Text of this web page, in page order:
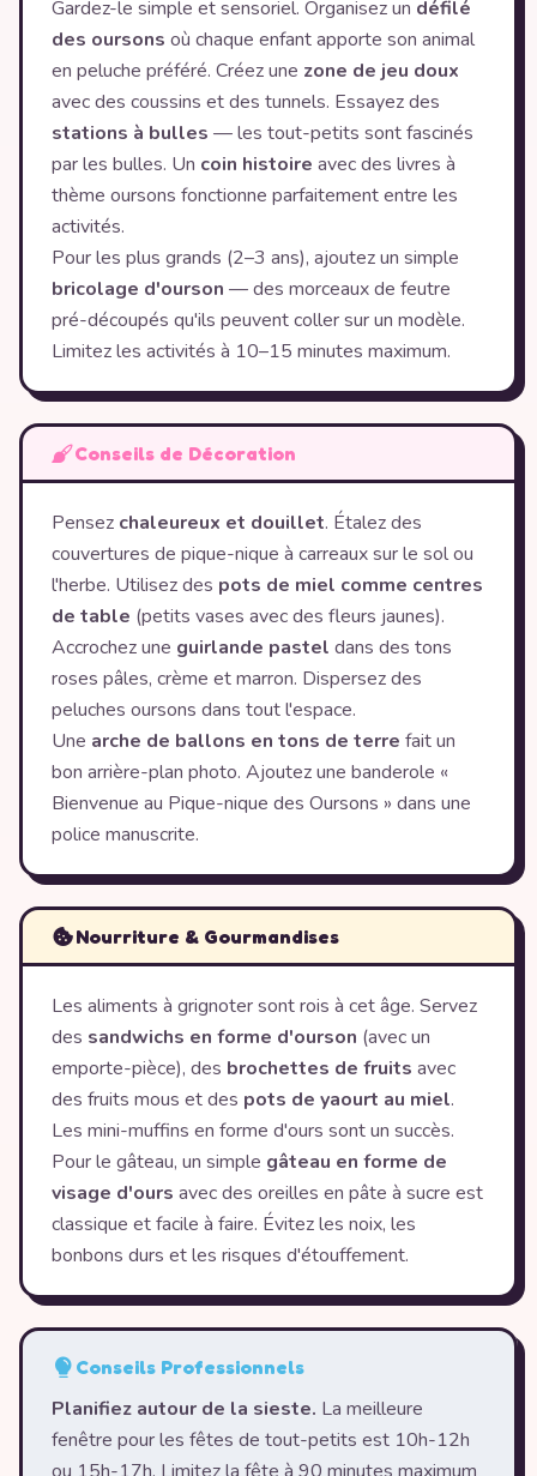
Gardez-le simple et sensoriel. Organisez un défilé
des oursons où chaque enfant apporte son animal
en peluche préféré. Créez une zone de jeu doux
avec des coussins et des tunnels. Essayez des
stations à bulles — les tout-petits sont fascinés
par les bulles. Un coin histoire avec des livres à
thème oursons fonctionne parfaitement entre les
activités.
Pour les plus grands (2–3 ans), ajoutez un simple
bricolage d'ourson — des morceaux de feutre
pré-découpés qu'ils peuvent coller sur un modèle.
Limitez les activités à 10–15 minutes maximum.
Conseils de Décoration
Pensez chaleureux et douillet. Étalez des
couvertures de pique-nique à carreaux sur le sol ou
l'herbe. Utilisez des pots de miel comme centres
de table (petits vases avec des fleurs jaunes).
Accrochez une guirlande pastel dans des tons
roses pâles, crème et marron. Dispersez des
peluches oursons dans tout l'espace.
Une arche de ballons en tons de terre fait un
bon arrière-plan photo. Ajoutez une banderole «
Bienvenue au Pique-nique des Oursons » dans une
police manuscrite.
Nourriture & Gourmandises
Les aliments à grignoter sont rois à cet âge. Servez
des sandwichs en forme d'ourson (avec un
emporte-pièce), des brochettes de fruits avec
des fruits mous et des pots de yaourt au miel.
Les mini-muffins en forme d'ours sont un succès.
Pour le gâteau, un simple gâteau en forme de
visage d'ours avec des oreilles en pâte à sucre est
classique et facile à faire. Évitez les noix, les
bonbons durs et les risques d'étouffement.
Conseils Professionnels
Planifiez autour de la sieste. La meilleure
fenêtre pour les fêtes de tout-petits est 10h-12h